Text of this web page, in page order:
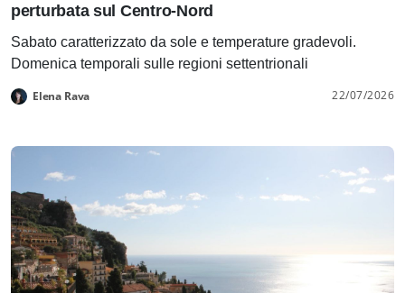
perturbata sul Centro-Nord
Sabato caratterizzato da sole e temperature gradevoli.
Domenica temporali sulle regioni settentrionali
Elena Rava 22/07/2026